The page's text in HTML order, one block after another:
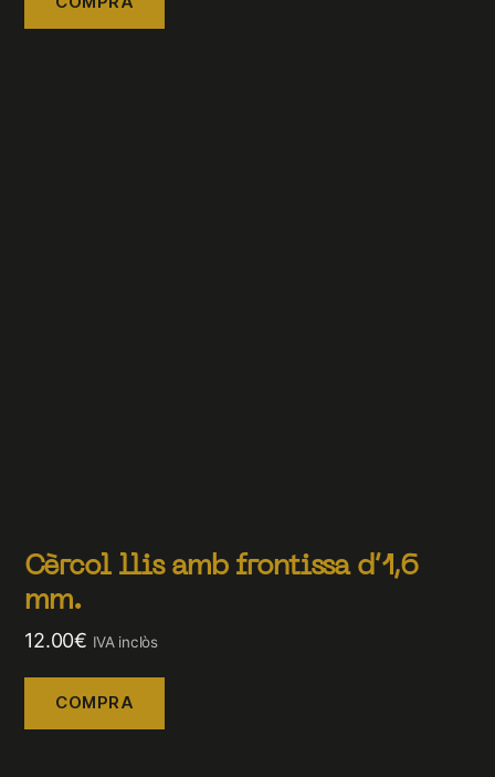
Cèrcol llis amb frontissa d’1,6
mm.
12.00€ IVA inclòs
COMPRA